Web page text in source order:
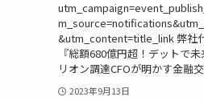
&utm_content=title_link 弊社
『総額680億円超！デットで
リオン調達CFOが明かす金融
2023年9月13日